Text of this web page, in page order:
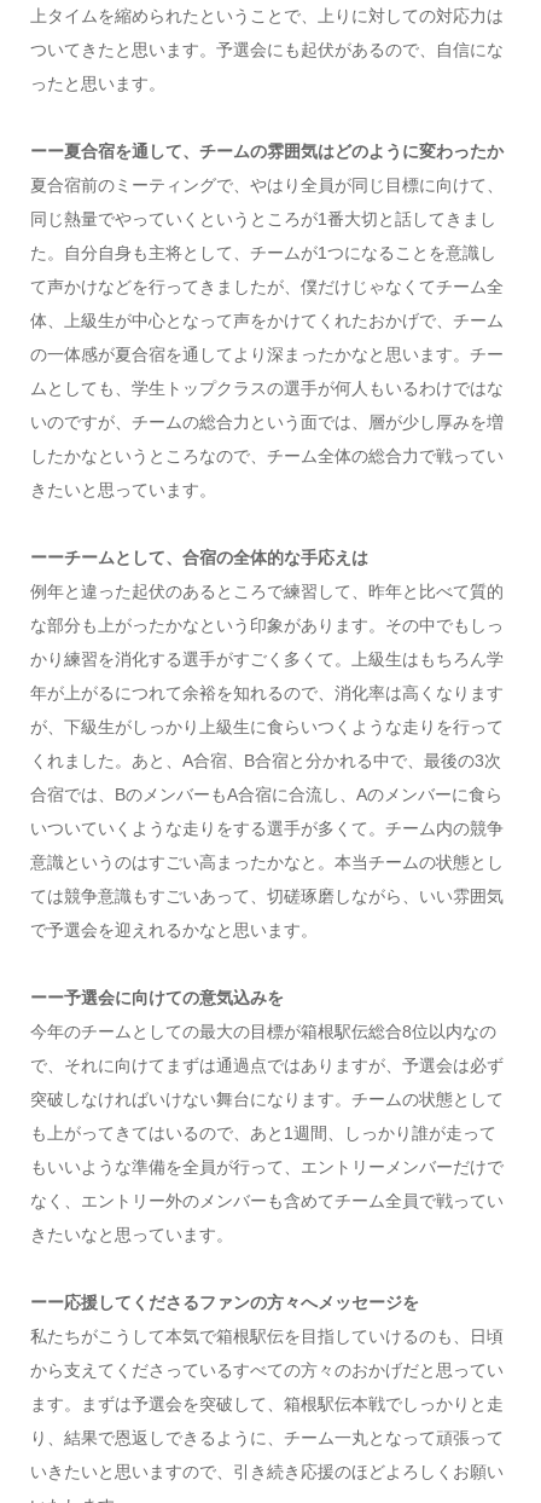
上タイムを縮められたということで、上りに対しての対応力は
ついてきたと思います。予選会にも起伏があるので、自信にな
ったと思います。
ーー夏合宿を通して、チームの雰囲気はどのように変わったか
夏合宿前のミーティングで、やはり全員が同じ目標に向けて、
同じ熱量でやっていくというところが1番大切と話してきまし
た。自分自身も主将として、チームが1つになることを意識し
て声かけなどを行ってきましたが、僕だけじゃなくてチーム全
体、上級生が中心となって声をかけてくれたおかげで、チーム
の一体感が夏合宿を通してより深まったかなと思います。チー
ムとしても、学生トップクラスの選手が何人もいるわけではな
いのですが、チームの総合力という面では、層が少し厚みを増
したかなというところなので、チーム全体の総合力で戦ってい
きたいと思っています。
ーーチームとして、合宿の全体的な手応えは
例年と違った起伏のあるところで練習して、昨年と比べて質的
な部分も上がったかなという印象があります。その中でもしっ
かり練習を消化する選手がすごく多くて。上級生はもちろん学
年が上がるにつれて余裕を知れるので、消化率は高くなります
が、下級生がしっかり上級生に食らいつくような走りを行って
くれました。あと、A合宿、B合宿と分かれる中で、最後の3次
合宿では、BのメンバーもA合宿に合流し、Aのメンバーに食ら
いついていくような走りをする選手が多くて。チーム内の競争
意識というのはすごい高まったかなと。本当チームの状態とし
ては競争意識もすごいあって、切磋琢磨しながら、いい雰囲気
で予選会を迎えれるかなと思います。
ーー予選会に向けての意気込みを
今年のチームとしての最大の目標が箱根駅伝総合8位以内なの
で、それに向けてまずは通過点ではありますが、予選会は必ず
突破しなければいけない舞台になります。チームの状態として
も上がってきてはいるので、あと1週間、しっかり誰が走って
もいいような準備を全員が行って、エントリーメンバーだけで
なく、エントリー外のメンバーも含めてチーム全員で戦ってい
きたいなと思っています。
ーー応援してくださるファンの方々へメッセージを
私たちがこうして本気で箱根駅伝を目指していけるのも、日頃
から支えてくださっているすべての方々のおかげだと思ってい
ます。まずは予選会を突破して、箱根駅伝本戦でしっかりと走
り、結果で恩返しできるように、チーム一丸となって頑張って
いきたいと思いますので、引き続き応援のほどよろしくお願い